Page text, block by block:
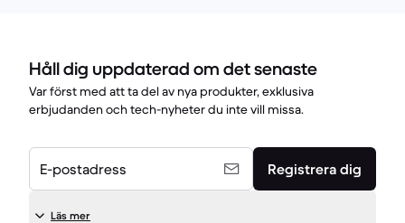
Håll dig uppdaterad om det senaste
Var först med att ta del av nya produkter, exklusiva
erbjudanden och tech-nyheter du inte vill missa.
E-postadress Registrera dig
Läs mer